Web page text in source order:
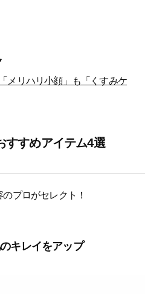
メリハリ小顔」も「くすみケ
すすめアイテム4選
プロがセレクト！
キレイをアップ